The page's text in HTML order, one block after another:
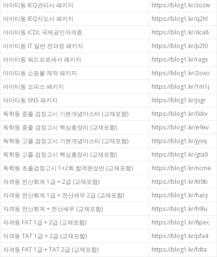
아이티동 IEQ관리사 패키지
https://blog1.kr/zozw
아이티동 IEQ지도사 패키지
https://blog1.kr/q2hl
아이티동 ICDL 국제공인자격증
https://blog1.kr/4ca8
아이티동 IT 일반 전과정 패키지
https://blog1.kr/p2l0
아이티동 워드프로세서 패키지
https://blog1.kr/ragx
아이티동 쇼핑몰 제작 패키지
https://blog1.kr/2oxo
아이티동 오피스 패키지
https://blog1.kr/1m1j
아이티동 SNS 패키지
https://blog1.kr/jsgr
독학동 중졸 검정고시 기본개념마스터 (교재포함)
https://blog1.kr/0div
독학동 중졸 검정고시 핵심총정리 (교재포함)
https://blog1.kr/e9xv
독학동 고졸 검정고시 기본개념마스터 (교재포함)
https://blog1.kr/jyvq
독학동 고졸 검정고시 핵심총정리 (교재포함)
https://blog1.kr/gta9
독학동 초졸검정고시 1+2회 합격완성반 (교재포함)
https://blog1.kr/ncme
자격동 전산회계 1급 + 2급 (교재포함)
https://blog1.kr/kt9b
자격동 전산회계 1급 + 전산세무 2급 (교재포함)
https://blog1.kr/hary
자격동 전산회계 + 전산세무 (교재포함)
https://blog1.kr/h9lu
자격동 FAT 1급 + 2급 (교재포함)
https://blog1.kr/8pec
자격동 TAT 1급 + 2급 (교재포함)
https://blog1.kr/pfa4
자격동 FAT 1급 + TAT 2급 (교재포함)
https://blog1.kr/fdta